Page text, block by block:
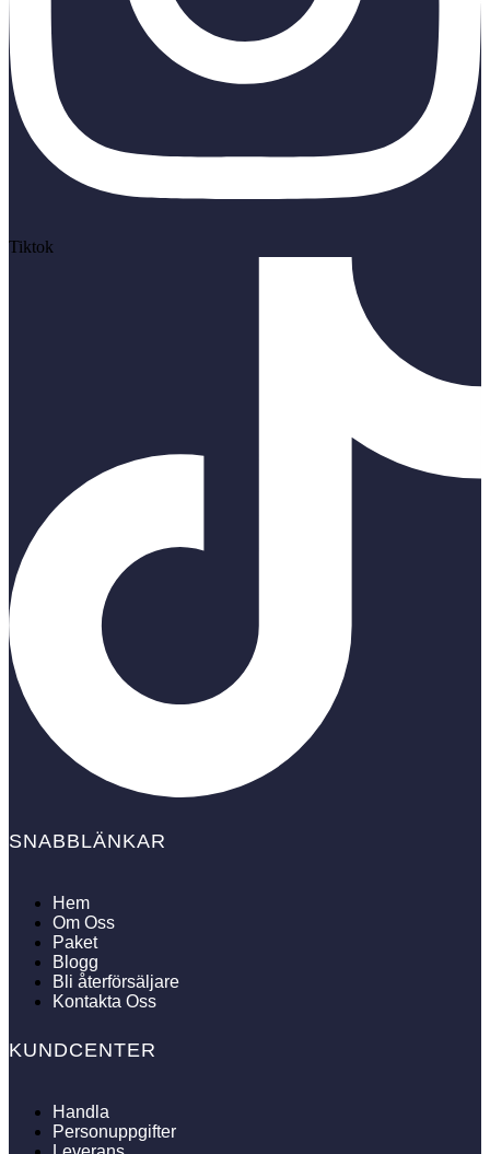
Tiktok
SNABBLÄNKAR
Hem
Om Oss
Paket
Blogg
Bli återförsäljare
Kontakta Oss
KUNDCENTER
Handla
Personuppgifter